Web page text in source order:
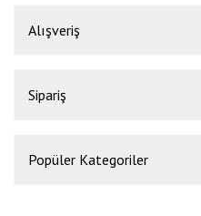
Alışveriş
Sipariş
Popüler Kategoriler